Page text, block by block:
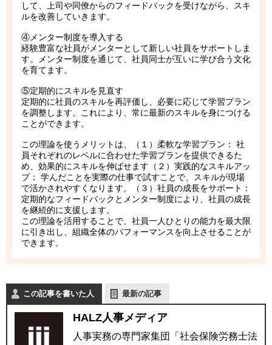
して、上司や同僚からのフィードバックを受けながら、スキ
ルを改善していきます。
④メンター制度を導入する
経験豊富な社員がメンターとして新しい社員をサポートしま
す。メンター制度を通じて、社員同士が互いに学び合う文化
を育てます。
⑤定期的にスキルを見直す
定期的に社員のスキルを再評価し、必要に応じて学習プラン
を調整します。これにより、常に最新のスキルを身につける
ことができます。
この理論を使うメリットは、（１）柔軟な学習プラン： 社
員それぞれのレベルに合わせた学習プランを提供できるた
め、効果的にスキルを伸ばせます（２）実践的なスキルアッ
プ： 学んだことを実際の仕事で試すことで、スキルが現場
で活かされやすくなります。（３）社員の成長をサポート：
定期的なフィードバックとメンター制度により、社員の成長
を継続的に支援します。
この理論を活用することで、社員一人ひとりの能力を最大限
に引き出し、組織全体のパフォーマンスを向上させることが
できます。
この記事を書いた人 最新の記事
HALZ人事メディア
人事実務の専門家集団「社会保険労務士法